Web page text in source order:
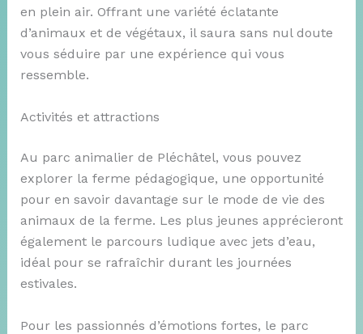
en plein air. Offrant une variété éclatante
d’animaux et de végétaux, il saura sans nul doute
vous séduire par une expérience qui vous
ressemble.
Activités et attractions
Au parc animalier de Pléchâtel, vous pouvez
explorer la ferme pédagogique, une opportunité
pour en savoir davantage sur le mode de vie des
animaux de la ferme. Les plus jeunes apprécieront
également le parcours ludique avec jets d’eau,
idéal pour se rafraîchir durant les journées
estivales.
Pour les passionnés d’émotions fortes, le parc